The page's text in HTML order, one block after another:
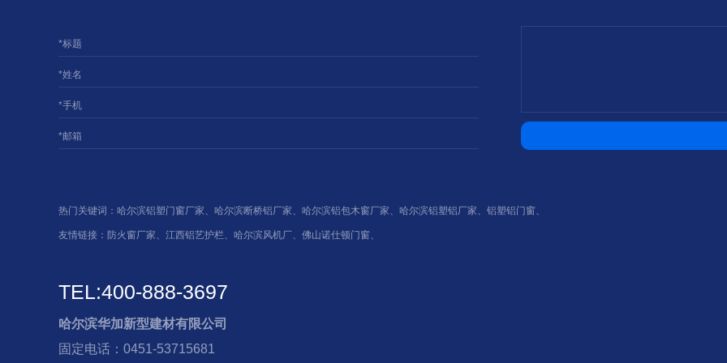
*标题
*姓名
*手机
*邮箱
热门关键词： 哈尔滨铝塑门窗厂家、 哈尔滨断桥铝厂家、 哈尔滨铝包木窗厂家、 哈尔滨铝塑铝厂家、 铝塑铝门窗、
友情链接： 防火窗厂家、 江西铝艺护栏、 哈尔滨风机厂、 佛山诺仕顿门窗、
TEL:400-888-3697
哈尔滨华加新型建材有限公司
固定电话：0451-53715681